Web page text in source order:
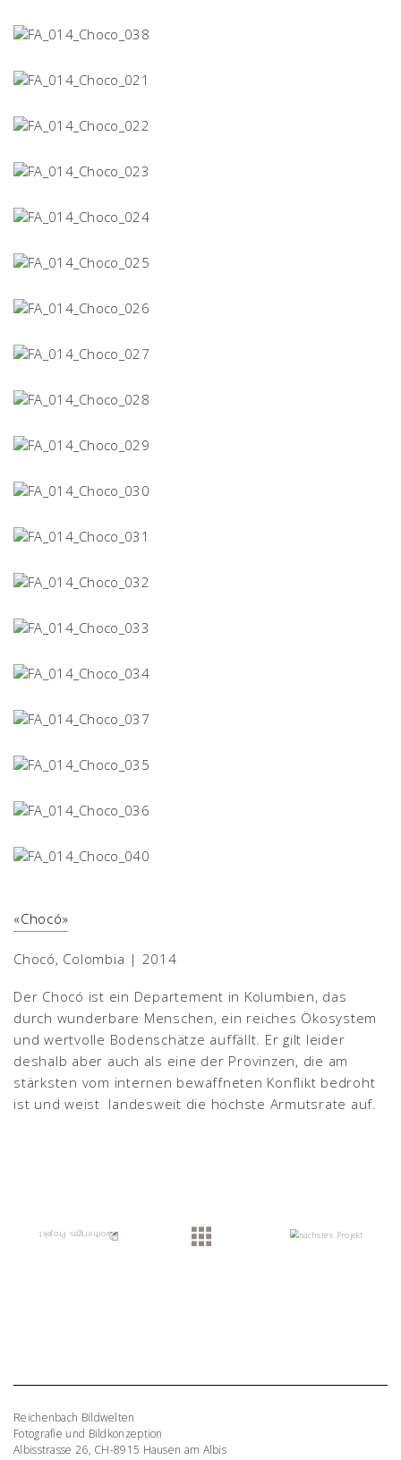
«Chocó»
Chocó, Colombia | 2014
Der Chocó ist ein Departement in Kolumbien, das
durch wunderbare Menschen, ein reiches Ökosystem
und wertvolle Bodenschätze auffällt. Er gilt leider
deshalb aber auch als eine der Provinzen, die am
stärksten vom internen bewaffneten Konflikt bedroht
ist und weist landesweit die höchste Armutsrate auf.
Reichenbach Bildwelten
Fotografie und Bildkonzeption
Albisstrasse 26, CH-8915 Hausen am Albis